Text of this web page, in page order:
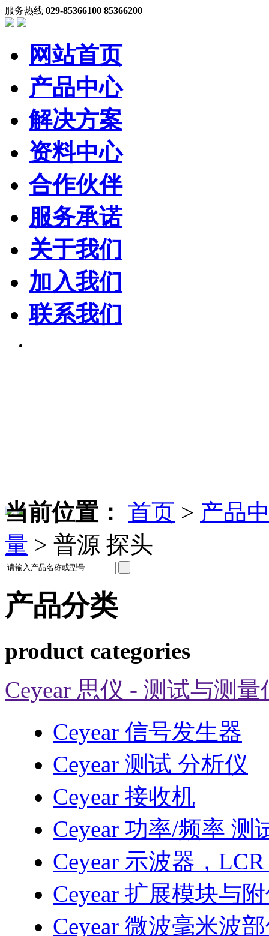
服务热线 029-85366100 85366200
网站首页
产品中心
解决方案
资料中心
合作伙伴
服务承诺
关于我们
加入我们
联系我们
当前位置： 首页 > 产品
量 > 普源 探头
产品分类
product categories
Ceyear 思仪 - 测试与测量
Ceyear 信号发生器
Ceyear 测试 分析仪
Ceyear 接收机
Ceyear 功率/频率 测
Ceyear 示波器，
Ceyear 扩展模块与
Ceyear 微波毫米波